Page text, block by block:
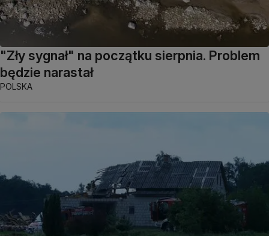
"Zły sygnał" na początku sierpnia. Problem
będzie narastał
POLSKA